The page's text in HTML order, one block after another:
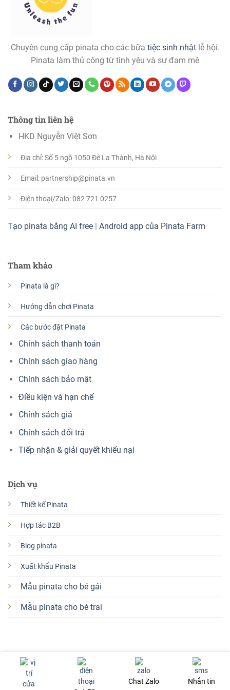
Chuyên cung cấp pinata cho các bữa tiệc sinh nhậtlễ hội.
Pinata làm thủ công từ tình yêu và sự đam mê
Tham khảo
Pinata là gì?
Hướng dẫn chơi Pinata
Các bước đặt Pinata
Chính sách thanh toán
Chính sách giao hàng
Chính sách bảo mật
Điều kiện và hạn chế
Chính sách giá
Chính sách đổi trả
Tiếp nhận & giải quyết khiếu nại
Dịch vụ
Thiết kế Pinata
Hợp tác B2B
Blog pinata
Xuất khẩu Pinata
Mẫu pinata cho bé gái
Mẫu pinata cho bé trai
Thông tin liên hệ
HKD Nguyễn Việt Sơn
Địa chỉ: Số 5 ngõ 1050 Đê La Thành, Hà Nội
Email: partnership@pinata.vn
Điện thoại/Zalo: 082 721 0257
Tạo pinata bằng AI free | Android app của Pinata Farm
Đặt pinata Hà Nội Đặt pinata Tp Hồ Chí Minh
Đặt pinata Đà Nẵng
Đặt pinata Huế
Đặt pinata Hải Phòng
Chat Zalo Nhắn tin